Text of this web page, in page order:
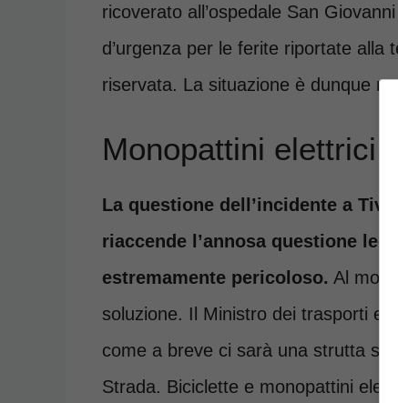
ricoverato all’ospedale San
d’urgenza per le ferite riportate
riservata. La situazione è dunque
Monopattini
La questione dell’incidente a
riaccende l’annosa questione
estremamente pericoloso. Al
soluzione. Il Ministro dei trasporti e
come a breve ci sarà una strutta su
Strada. Biciclette e monopattini